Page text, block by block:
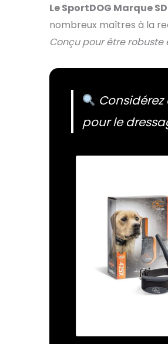
Le SportDOG Marque
nombreux maîtres à la
Conçu pour être robuste
pour le